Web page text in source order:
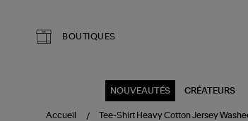
BOUTIQUES
NOUVEAUTÉS CRÉATEURS
Accueil Tee-Shirt Heavy Cotton Jersey